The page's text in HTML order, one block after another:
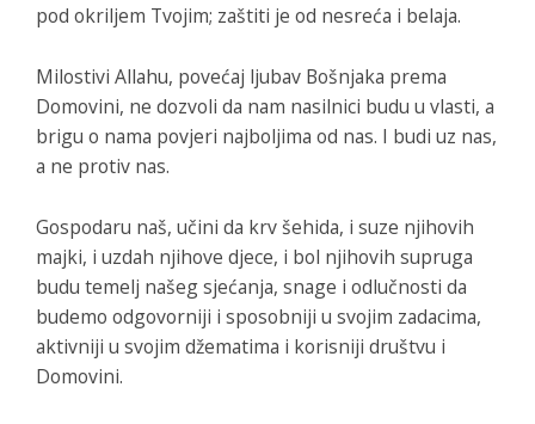
pod okriljem Tvojim; zaštiti je od nesreća i belaja.
Milostivi Allahu, povećaj ljubav Bošnjaka prema
Domovini, ne dozvoli da nam nasilnici budu u vlasti, a
brigu o nama povjeri najboljima od nas. I budi uz nas,
a ne protiv nas.
Gospodaru naš, učini da krv šehida, i suze njihovih
majki, i uzdah njihove djece, i bol njihovih supruga
budu temelj našeg sjećanja, snage i odlučnosti da
budemo odgovorniji i sposobniji u svojim zadacima,
aktivniji u svojim džematima i korisniji društvu i
Domovini.